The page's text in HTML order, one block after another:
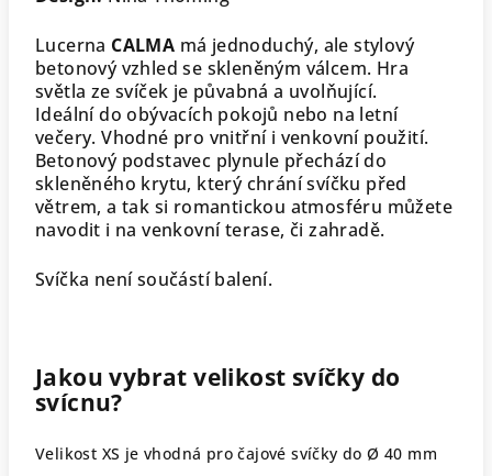
Lucerna CALMA má jednoduchý, ale stylový
betonový vzhled se skleněným válcem. Hra
světla ze svíček je půvabná a uvolňující.
Ideální do obývacích pokojů nebo na letní
večery. Vhodné pro vnitřní i venkovní použití.
Betonový podstavec plynule přechází do
skleněného krytu, který chrání svíčku před
větrem, a tak si romantickou atmosféru můžete
navodit i na venkovní terase, či zahradě.
Svíčka není součástí balení.
Jakou vybrat velikost svíčky do
svícnu?
Velikost XS je vhodná pro čajové svíčky do Ø 40 mm